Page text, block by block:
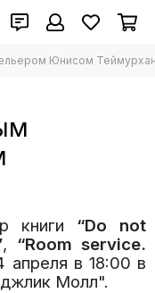
Юнисом
книги “Do not
, “Room service.
апреля в 18:00 в
Молл".